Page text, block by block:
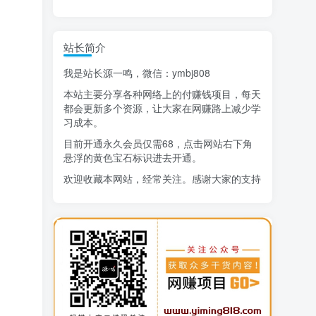
精选项目
1 AI短视频流量变现：APP拉新
2 小红书虚拟电商14天变现训练营
7月万粉技术教程（手动或者配合科技）
4 阿拉丁-小红书虚拟店铺SOP保姆级教程
5 7天学会抖音卖房：从月薪5千到年入百万，新时代房产经纪人必备技能
寻宝之旅课程：搞钱训练营
8 DeepSeek提示词大全
9 AI+逛逛薅免费流，淘宝逛逛短视频带货
站长简介
我是站长源一鸣，微信：ymbj808
本站主要分享各种网络上的付赚钱项目，每天
都会更新多个资源，让大家在网赚路上减少学
习成本。
目前开通永久会员仅需68，点击网站右下角
悬浮的黄色宝石标识进去开通。
欢迎收藏本网站，经常关注。感谢大家的支持